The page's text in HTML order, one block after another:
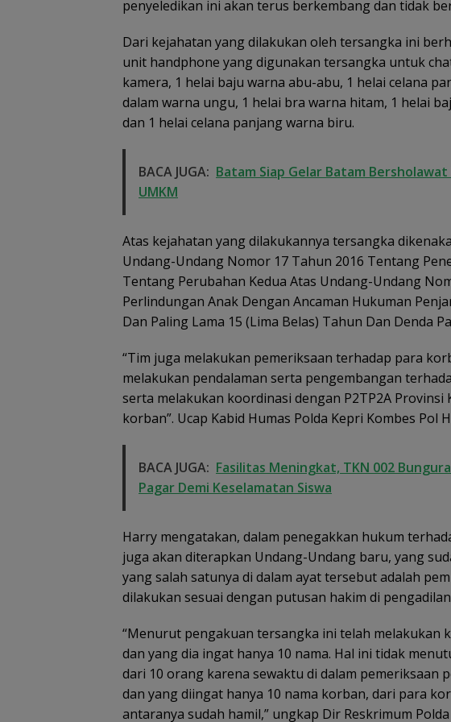
penyeledikan ini akan terus berkembang dan tidak
Dari kejahatan yang dilakukan oleh tersangka ini
unit handphone yang digunakan tersangka untuk
kamera, 1 helai baju warna abu-abu, 1 helai celana
dalam warna ungu, 1 helai bra warna hitam, 1 helai
dan 1 helai celana panjang warna biru.
BACA JUGA: Batam Siap Gelar Batam
UMKM
Atas kejahatan yang dilakukannya tersangka
Undang-Undang Nomor 17 Tahun 2016 Tentang
Tentang Perubahan Kedua Atas Undang-Undang
Perlindungan Anak Dengan Ancaman Hukuman
Dan Paling Lama 15 (Lima Belas) Tahun Dan Denda
“Tim juga melakukan pemeriksaan terhadap para
melakukan pendalaman serta pengembangan
serta melakukan koordinasi dengan P2TP2A
korban”. Ucap Kabid Humas Polda Kepri Kombes Pol
BACA JUGA: Fasilitas Meningkat, TKN 002
Pagar Demi Keselamatan Siswa
Harry mengatakan, dalam penegakkan hukum
juga akan diterapkan Undang-Undang baru, yang
yang salah satunya di dalam ayat tersebut adalah
dilakukan sesuai dengan putusan hakim di
“Menurut pengakuan tersangka ini telah melakukan
dan yang dia ingat hanya 10 nama. Hal ini tidak
dari 10 orang karena sewaktu di dalam pemeriksaan
dan yang diingat hanya 10 nama korban, dari para
antaranya sudah hamil,” ungkap Dir Reskrimum
Basarnas Libatkan Fasilitas Meningkat, Kejari